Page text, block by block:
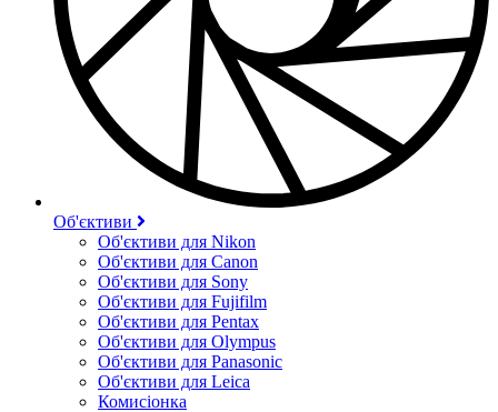
Об'єктиви
Об'єктиви для Nikon
Об'єктиви для Canon
Об'єктиви для Sony
Об'єктиви для Fujifilm
Об'єктиви для Pentax
Об'єктиви для Olympus
Об'єктиви для Panasonic
Об'єктиви для Leica
Комисіонка